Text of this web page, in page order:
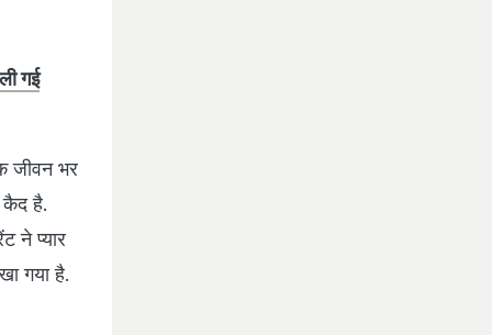
गई
जीवन भर
कैद है.
ने प्यार
गया है.